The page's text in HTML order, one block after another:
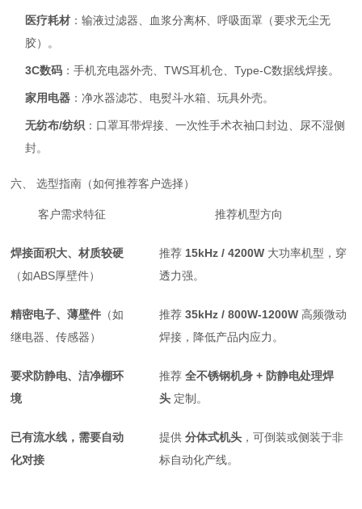
医疗耗材 ：输液过滤器、血浆分离杯、呼吸面罩（要求无尘无
胶）。
3C数码 ：手机充电器外壳、TWS耳机仓、Type-C数据线焊接。
家用电器 ：净水器滤芯、电熨斗水箱、玩具外壳。
无纺布/纺织 ：口罩耳带焊接、一次性手术衣袖口封边、尿不湿侧
封。
六、 选型指南（如何推荐客户选择）
客户需求特征 推荐机型方向
焊接面积大、材质较硬
（如ABS厚壁件）
推荐 15kHz / 4200W 大功率机型，穿
透力强。
精密电子、薄壁件 （如
继电器、传感器）
推荐35kHz / 800W-1200W 高频微动
焊接，降低产品内应力。
要求防静电、洁净棚环
境
推荐全不锈钢机身 + 防静电处理焊
头 定制。
已有流水线，需要自动
化对接
提供分体式机头 ，可倒装或侧装于非
标自动化产线。